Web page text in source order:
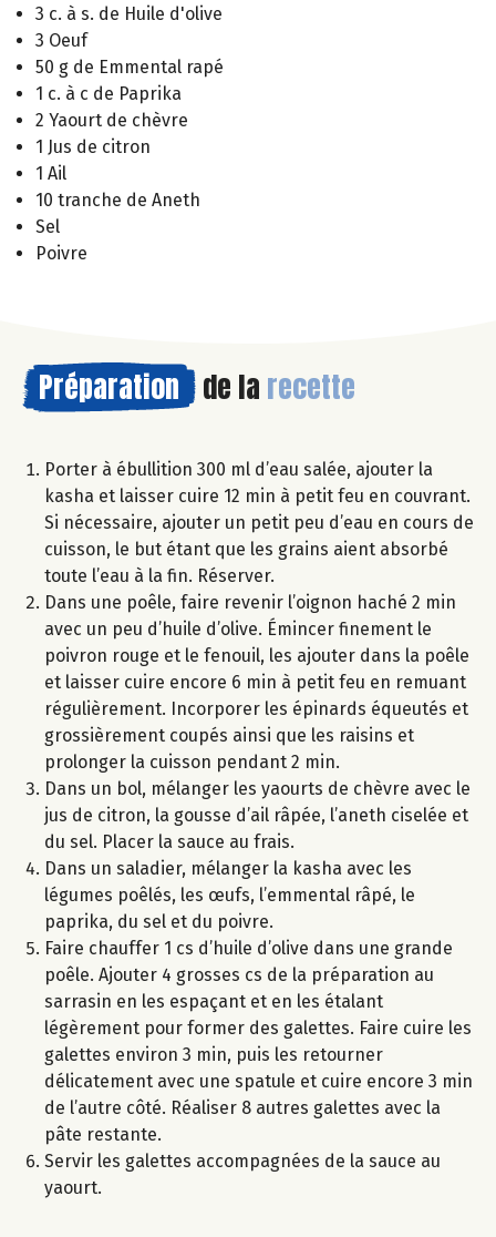
3 c. à s. de Huile d'olive
3 Oeuf
50 g de Emmental rapé
1 c. à c de Paprika
2 Yaourt de chèvre
1 Jus de citron
1 Ail
10 tranche de Aneth
Sel
Poivre
Préparation de la recette
Porter à ébullition 300 ml d’eau salée, ajouter la
kasha et laisser cuire 12 min à petit feu en couvrant.
Si nécessaire, ajouter un petit peu d’eau en cours de
cuisson, le but étant que les grains aient absorbé
toute l’eau à la fin. Réserver.
Dans une poêle, faire revenir l’oignon haché 2 min
avec un peu d’huile d’olive. Émincer finement le
poivron rouge et le fenouil, les ajouter dans la poêle
et laisser cuire encore 6 min à petit feu en remuant
régulièrement. Incorporer les épinards équeutés et
grossièrement coupés ainsi que les raisins et
prolonger la cuisson pendant 2 min.
Dans un bol, mélanger les yaourts de chèvre avec le
jus de citron, la gousse d’ail râpée, l’aneth ciselée et
du sel. Placer la sauce au frais.
Dans un saladier, mélanger la kasha avec les
légumes poêlés, les œufs, l’emmental râpé, le
paprika, du sel et du poivre.
Faire chauffer 1 cs d’huile d’olive dans une grande
poêle. Ajouter 4 grosses cs de la préparation au
sarrasin en les espaçant et en les étalant
légèrement pour former des galettes. Faire cuire les
galettes environ 3 min, puis les retourner
délicatement avec une spatule et cuire encore 3 min
de l’autre côté. Réaliser 8 autres galettes avec la
pâte restante.
Servir les galettes accompagnées de la sauce au
yaourt.